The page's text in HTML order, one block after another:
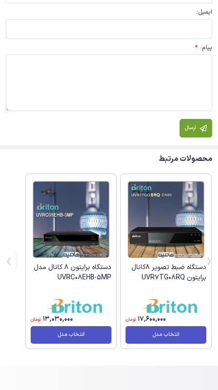
ایمیل:
پیام:
*
ارسال
محصولات مرتبط
دستگاه ضبط تصویر 8کانال
برایتون UVR7TG08RQ
17,600,000 تومان
انتخاب مدل
دستگاه برایتون 8 کانال مدل
UVRC08EHB-5MP
13,030,000 تومان
انتخاب مدل